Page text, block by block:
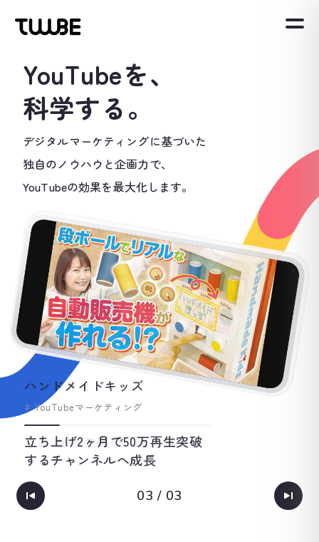
YouTubeを、
科学する。
デジタルマーケティングに基づいた
独自のノウハウと企画力で、
YouTubeの効果を最大化します。
# YouTubeマーケティング
累計3億再生突破する人気のキ
ッズチャンネルへ成長
# YouTubeマーケティング
累計500万再生突破する人気暮
らし系チャンネルへ成長
# YouTubeマーケティング
立ち上げ2ヶ月で50万再生突破
するチャンネルへ成長
うたスタ
# YouTubeマーケティング
累計3億再生突破する人気のキ
ッズチャンネルへ成長
# YouTubeマーケティング
累計500万再生突破する人気暮
らし系チャンネルへ成長
03 / 03